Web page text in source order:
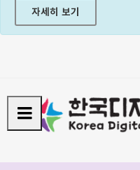
자세히 보기